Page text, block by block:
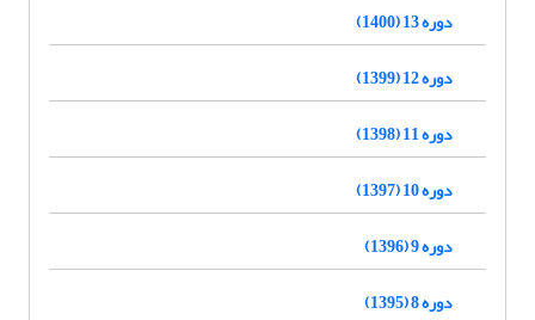
دوره 13 (1400)
دوره 12 (1399)
دوره 11 (1398)
دوره 10 (1397)
دوره 9 (1396)
دوره 8 (1395)